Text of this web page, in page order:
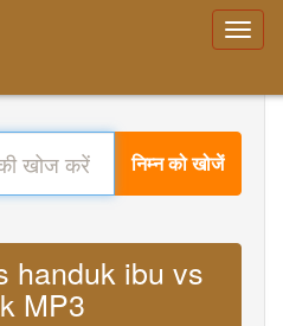
निम्न को खोजें
handuk ibu vs
MP3